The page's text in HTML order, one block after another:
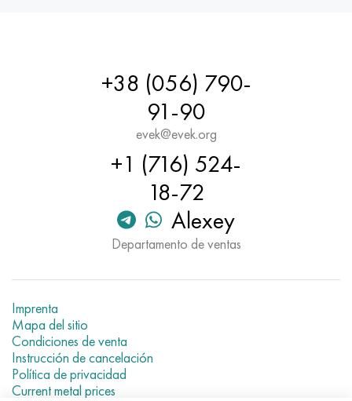
+38 (056) 790-
91-90
evek@evek.org
+1 (716) 524-
18-72
Alexey
Departamento de ventas
Imprenta
Mapa del sitio
Condiciones de venta
Instrucción de cancelación
Política de privacidad
Current metal prices